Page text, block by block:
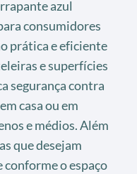
azul
consumidores
prática e eficiente
e superfícies
segurança contra
casa ou em
e médios. Além
que desejam
o espaço